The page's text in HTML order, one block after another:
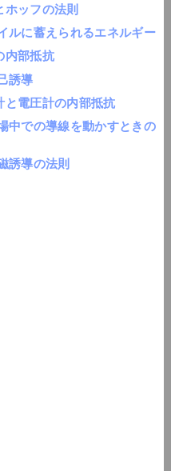
ッフの法則
に蓄えられるエネルギー
内部抵抗
誘導
電圧計の内部抵抗
での導線を動かすときの
誘導の法則